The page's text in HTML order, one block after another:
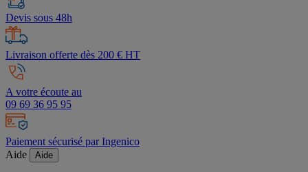
Devis sous 48h
Livraison offerte dès 200 € HT
A votre écoute au
09 69 36 95 95
Paiement sécurisé par Ingenico
Aide
Aide